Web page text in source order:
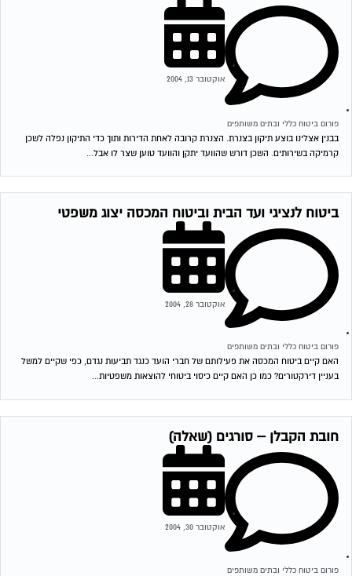
פורום ביטוח כללי ובתים משותפים
אוקטובר 13, 2004
בבנין אצלינו בוצע תיקון בצנרת. הצנרת קרובה לאחת הדירות ותוך כדי התיקון נפלה לשכן
קרמיקה בשירותים. השכן דורש שהוועד יתקן והוועד טוען שצר לו אבל...
ביטוח לנציגי ועד הבית וביטוח המכסה יצוג משפטי
פורום ביטוח כללי ובתים משותפים
אוקטובר 28, 2004
האם קיים ביטוח המכסה את פעילותם של חברי הועד כנגד תביעות נגדם, כפי שקיים למשל
בעניין דירקטורים? כמו כן האם קיים כיסוי ביטוחי להוצאות משפטיות...
חובת הקבלן – סורגים (שאלה)
פורום ביטוח כללי ובתים משותפים
אוקטובר 30, 2004